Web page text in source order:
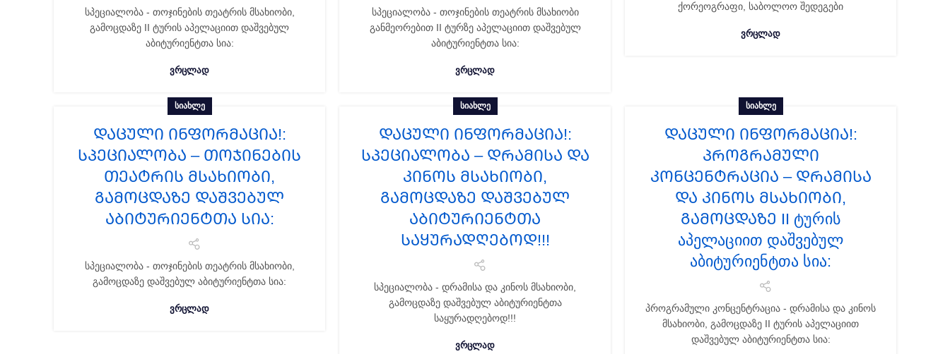
სპეციალობა - თოჯინების თეატრის მსახიობი,
გამოცდაზე II ტურის აპელაციით დაშვებულ
აბიტურიენტთა სია:
ᲕᲠᲪᲚᲐᲓ
სპეციალობა - თოჯინების თეატრის მსახიობი
განმეორებით II ტურზე აპელაციით დაშვებულ
აბიტურიენტთა სია:
ᲕᲠᲪᲚᲐᲓ
ქორეოგრაფი, საბოლოო შედეგები
ᲕᲠᲪᲚᲐᲓ
ᲡᲘᲐᲮᲚᲔ
ᲓᲐᲪᲣᲚᲘ ᲘᲜᲤᲝᲠᲛᲐᲪᲘᲐ!:
სპეციალობა – თოჯინების
თეატრის მსახიობი,
გამოცდაზე დაშვებულ
აბიტურიენტთა სია:
სპეციალობა - თოჯინების თეატრის მსახიობი,
გამოცდაზე დაშვებულ აბიტურიენტთა სია:
ᲕᲠᲪᲚᲐᲓ
ᲡᲘᲐᲮᲚᲔ
ᲓᲐᲪᲣᲚᲘ ᲘᲜᲤᲝᲠᲛᲐᲪᲘᲐ!:
სპეციალობა – დრამისა და
კინოს მსახიობი,
გამოცდაზე დაშვებულ
აბიტურიენტთა
საყურადღებოდ!!!
სპეციალობა - დრამისა და კინოს მსახიობი,
გამოცდაზე დაშვებულ აბიტურიენტთა
საყურადღებოდ!!!
ᲕᲠᲪᲚᲐᲓ
ᲡᲘᲐᲮᲚᲔ
ᲓᲐᲪᲣᲚᲘ ᲘᲜᲤᲝᲠᲛᲐᲪᲘᲐ!:
პროგრამული
კონცენტრაცია – დრამისა
და კინოს მსახიობი,
გამოცდაზე II ტურის
აპელაციით დაშვებულ
აბიტურიენტთა სია:
პროგრამული კონცენტრაცია - დრამისა და კინოს
მსახიობი, გამოცდაზე II ტურის აპელაციით
დაშვებულ აბიტურიენტთა სია: